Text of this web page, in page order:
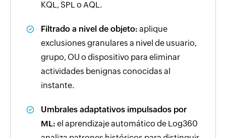
KQL, SPL o AQL.
Filtrado a nivel de objeto: aplique
exclusiones granulares a nivel de usuario,
grupo, OU o dispositivo para eliminar
actividades benignas conocidas al
instante.
Umbrales adaptativos impulsados por
ML: el aprendizaje automático de Log360